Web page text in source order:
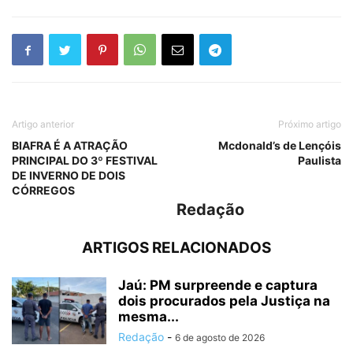
Artigo anterior
BIAFRA É A ATRAÇÃO
PRINCIPAL DO 3º FESTIVAL
DE INVERNO DE DOIS
CÓRREGOS
Próximo artigo
Mcdonald’s de Lençóis
Paulista
Redação
ARTIGOS RELACIONADOS
Jaú: PM surpreende e captura
dois procurados pela Justiça na
mesma...
Redação - 6 de agosto de 2026